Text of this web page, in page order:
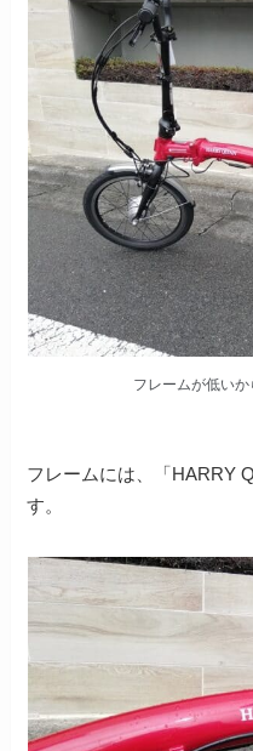
フレームが低い
フレームには、「HARRY
す。